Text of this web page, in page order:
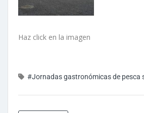
Haz click en la imagen
#Jornadas gastronómicas de pesca